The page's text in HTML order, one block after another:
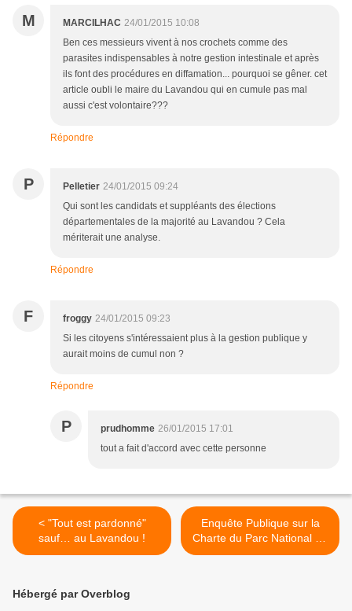
M MARCILHAC 24/01/2015 10:08
Ben ces messieurs vivent à nos crochets comme des
parasites indispensables à notre gestion intestinale et après
ils font des procédures en diffamation... pourquoi se gêner. cet
article oubli le maire du Lavandou qui en cumule pas mal
aussi c'est volontaire???
Répondre
P Pelletier 24/01/2015 09:24
Qui sont les candidats et suppléants des élections
départementales de la majorité au Lavandou ? Cela
mériterait une analyse.
Répondre
F froggy 24/01/2015 09:23
Si les citoyens s'intéressaient plus à la gestion publique y
aurait moins de cumul non ?
Répondre
P prudhomme 26/01/2015 17:01
tout a fait d'accord avec cette personne
< "Tout est pardonné"
sauf… au Lavandou !
Enquête Publique sur la
Charte du Parc National de
Port-Cros >
Hébergé par Overblog